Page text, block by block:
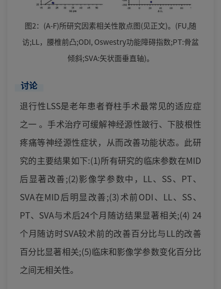
图2：(A-F)所研究因素相关性散点图(见正文)。(FU,随
访;LL，腰椎前凸;ODI, Oswestry功能障碍指数;PT:骨盆
倾斜;SVA:矢状面垂直轴)。
讨论
退行性LSS是老年患者脊柱手术最常见的适应症
之一 。手术治疗可缓解神经源性跛行、下肢根性
疼痛等神经源性症状，从而改善功能状态。此研
究的主要结果如下:(1)所有研究的临床参数在MID
后显著改善;(2)影像学参数中，LL、SS、PT、
SVA在MID后明显改善;(3)术前ODI、LL、SS、
PT、SVA与术后24个月随访结果显著相关;(4) 24
个月随访时SVA较术前的改善百分比与LL的改善
百分比显著相关;(5)临床和影像学参数变化百分比
之间无相关性。